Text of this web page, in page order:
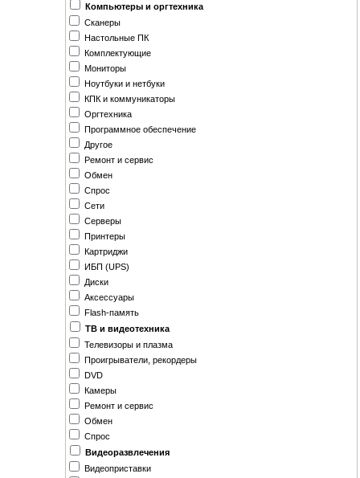
Компьютеры и оргтехника
Сканеры
Настольные ПК
Комплектующие
Мониторы
Ноутбуки и нетбуки
КПК и коммуникаторы
Оргтехника
Программное обеспечение
Другое
Ремонт и сервис
Обмен
Спрос
Сети
Серверы
Принтеры
Картриджи
ИБП (UPS)
Диски
Аксессуары
Flash-память
ТВ и видеотехника
Телевизоры и плазма
Проигрыватели, рекордеры
DVD
Камеры
Ремонт и сервис
Обмен
Спрос
Видеоразвлечения
Видеоприставки